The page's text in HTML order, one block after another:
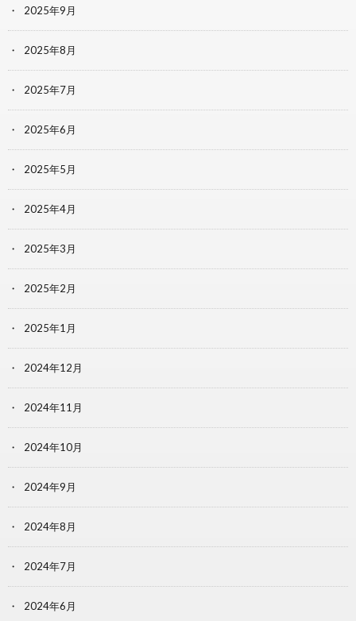
2025年9月
2025年8月
2025年7月
2025年6月
2025年5月
2025年4月
2025年3月
2025年2月
2025年1月
2024年12月
2024年11月
2024年10月
2024年9月
2024年8月
2024年7月
2024年6月